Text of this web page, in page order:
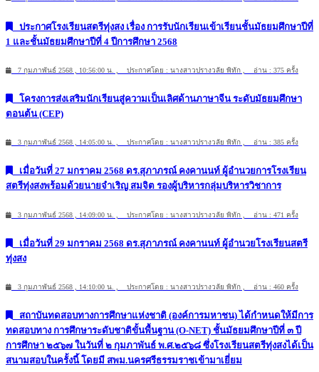
ประกาศโรงเรียนสตรีทุ่งสง เรื่อง การรับนักเรียนเข้าเรียนชั้นมัธยมศึกษาปีที่
1 และชั้นมัธยมศึกษาปีที่ 4 ปีการศึกษา 2568
7 กุมภาพันธ์ 2568 , 10:56:00 น. , ประกาศโดย : นางสาวปรางวลัย พิทัก , อ่าน : 375 ครั้ง
โครงการส่งเสริมนักเรียนสู่ความเป็นเลิศด้านภาษาจีน ระดับมัธยมศึกษา
ตอนต้น (CEP)
3 กุมภาพันธ์ 2568 , 14:05:00 น. , ประกาศโดย : นางสาวปรางวลัย พิทัก , อ่าน : 385 ครั้ง
เมื่อวันที่ 27 มกราคม 2568 ดร.สุภาภรณ์ คงคานนท์ ผู้อำนวยการโรงเรียน
สตรีทุ่งสงพร้อมด้วยนายจำเริญ สมจิต รองผู้บริหารกลุ่มบริหารวิชาการ
3 กุมภาพันธ์ 2568 , 14:09:00 น. , ประกาศโดย : นางสาวปรางวลัย พิทัก , อ่าน : 471 ครั้ง
เมื่อวันที่ 29 มกราคม 2568 ดร.สุภาภรณ์ คงคานนท์ ผู้อำนวยโรงเรียนสตรี
ทุ่งสง
3 กุมภาพันธ์ 2568 , 14:10:00 น. , ประกาศโดย : นางสาวปรางวลัย พิทัก , อ่าน : 460 ครั้ง
สถาบันทดสอบทางการศึกษาแห่งชาติ (องค์การมหาชน) ได้กำหนดให้มีการ
ทดสอบทาง การศึกษาระดับชาติขั้นพื้นฐาน (O-NET) ชั้นมัธยมศึกษาปีที่ ๓ ปี
การศึกษา ๒๕๖๗ ในวันที่ ๒ กุมภาพันธ์ พ.ศ.๒๕๖๘ ซึ่งโรงเรียนสตรีทุ่งสงได้เป็น
สนามสอบในครั้งนี้ โดยมี สพม.นครศรีธรรมราชเข้ามาเยี่ยม